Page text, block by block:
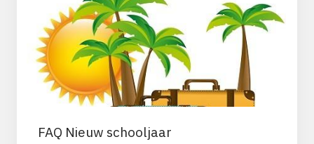
FAQ Nieuw schooljaar